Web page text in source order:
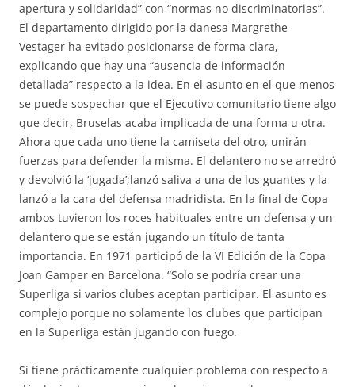
apertura y solidaridad” con “normas no discriminatorias”.
El departamento dirigido por la danesa Margrethe
Vestager ha evitado posicionarse de forma clara,
explicando que hay una “ausencia de información
detallada” respecto a la idea. En el asunto en el que menos
se puede sospechar que el Ejecutivo comunitario tiene algo
que decir, Bruselas acaba implicada de una forma u otra.
Ahora que cada uno tiene la camiseta del otro, unirán
fuerzas para defender la misma. El delantero no se arredró
y devolvió la ‘jugada’;lanzó saliva a una de los guantes y la
lanzó a la cara del defensa madridista. En la final de Copa
ambos tuvieron los roces habituales entre un defensa y un
delantero que se están jugando un título de tanta
importancia. En 1971 participó de la VI Edición de la Copa
Joan Gamper en Barcelona. “Solo se podría crear una
Superliga si varios clubes aceptan participar. El asunto es
complejo porque no solamente los clubes que participan
en la Superliga están jugando con fuego.
Si tiene prácticamente cualquier problema con respecto a